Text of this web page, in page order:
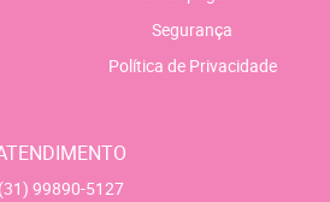
Segurança
Política de Privacidade
(31) 99890-5127